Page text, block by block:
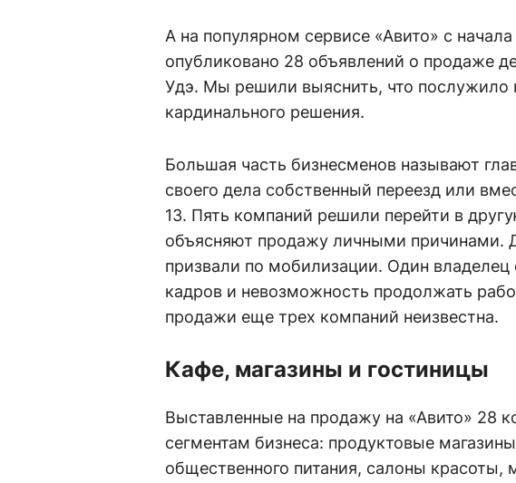
А на популярном сервисе «Авито» с
опубликовано 28 объявлений о продаже
Удэ. Мы решили выяснить, что послужило
кардинального решения.
Большая часть бизнесменов называют
своего дела собственный переезд или
13. Пять компаний решили перейти в
объясняют продажу личными причинами.
призвали по мобилизации. Один
кадров и невозможность продолжать
продажи еще трех компаний неизвестна.
Кафе, магазины и гостиницы
Выставленные на продажу на «Авито» 28
сегментам бизнеса: продуктовые
общественного питания, салоны